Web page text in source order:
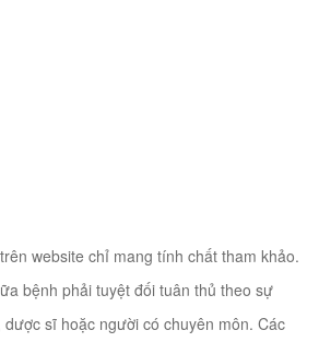
website chỉ mang tính chất tham khảo.
bệnh phải tuyệt đối tuân thủ theo sự
sĩ hoặc người có chuyên môn. Các